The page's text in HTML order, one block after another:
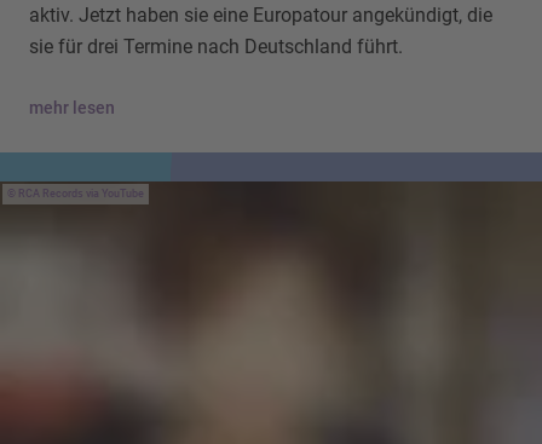
aktiv. Jetzt haben sie eine Europatour angekündigt, die
sie für drei Termine nach Deutschland führt.
mehr lesen
RCA Records via YouTube